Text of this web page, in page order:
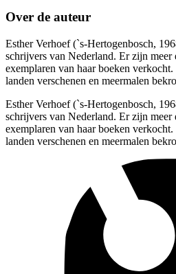
Over de auteur
Esther Verhoef (`s-Hertogenbosch,
schrijvers van Nederland. Er zijn meer
exemplaren van haar boeken
landen verschenen en meermalen
Esther Verhoef (`s-Hertogenbosch,
schrijvers van Nederland. Er zijn meer
exemplaren van haar boeken
landen verschenen en meermalen